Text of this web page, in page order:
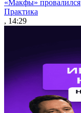
«Макфы» провалился
Практика
, 14:29